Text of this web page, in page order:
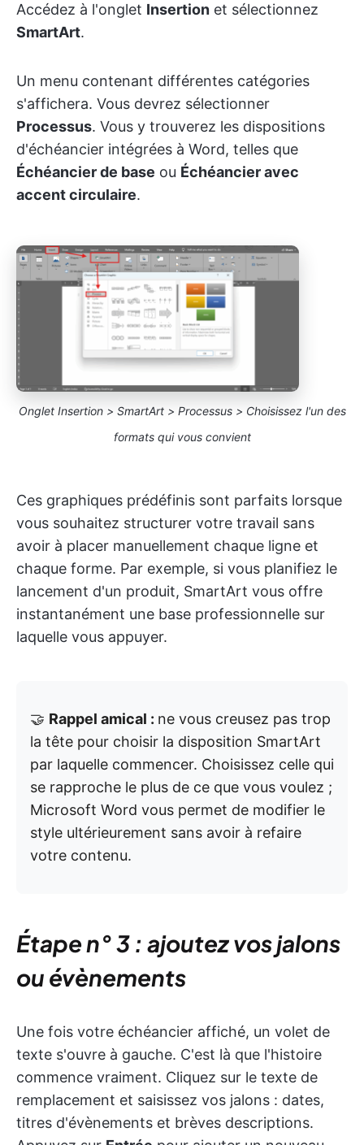
Accédez à l'onglet Insertion et sélectionnez
SmartArt.
Un menu contenant différentes catégories
s'affichera. Vous devrez sélectionner
Processus. Vous y trouverez les dispositions
d'échéancier intégrées à Word, telles que
Échéancier de base ou Échéancier avec
accent circulaire.
Onglet Insertion > SmartArt > Processus > Choisissez l'un des
formats qui vous convient
Ces graphiques prédéfinis sont parfaits lorsque
vous souhaitez structurer votre travail sans
avoir à placer manuellement chaque ligne et
chaque forme. Par exemple, si vous planifiez le
lancement d'un produit, SmartArt vous offre
instantanément une base professionnelle sur
laquelle vous appuyer.
🤝 Rappel amical : ne vous creusez pas trop
la tête pour choisir la disposition SmartArt
par laquelle commencer. Choisissez celle qui
se rapproche le plus de ce que vous voulez ;
Microsoft Word vous permet de modifier le
style ultérieurement sans avoir à refaire
votre contenu.
Étape n° 3 : ajoutez vos jalons
ou évènements
Une fois votre échéancier affiché, un volet de
texte s'ouvre à gauche. C'est là que l'histoire
commence vraiment. Cliquez sur le texte de
remplacement et saisissez vos jalons : dates,
titres d'évènements et brèves descriptions.